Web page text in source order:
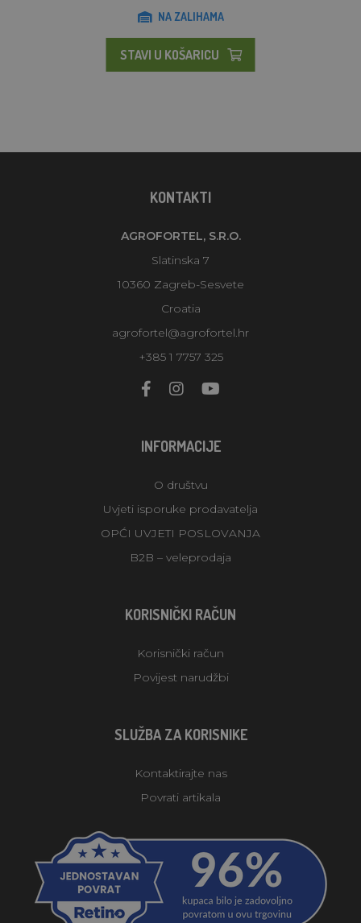
NA ZALIHAMA
STAVI U KOŠARICU
KONTAKTI
AGROFORTEL, S.R.O.
Slatinska 7
10360 Zagreb-Sesvete
Croatia
agrofortel@agrofortel.hr
+385 1 7757 325
INFORMACIJE
O društvu
Uvjeti isporuke prodavatelja
OPĆI UVJETI POSLOVANJA
B2B – veleprodaja
KORISNIČKI RAČUN
Korisnički račun
Povijest narudžbi
SLUŽBA ZA KORISNIKE
Kontaktirajte nas
Povrati artikala